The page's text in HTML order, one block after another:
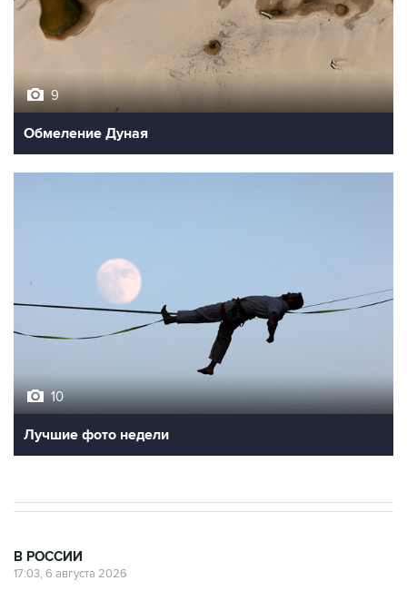
9
Обмеление Дуная
10
Лучшие фото недели
В РОССИИ
17:03, 6 августа 2026